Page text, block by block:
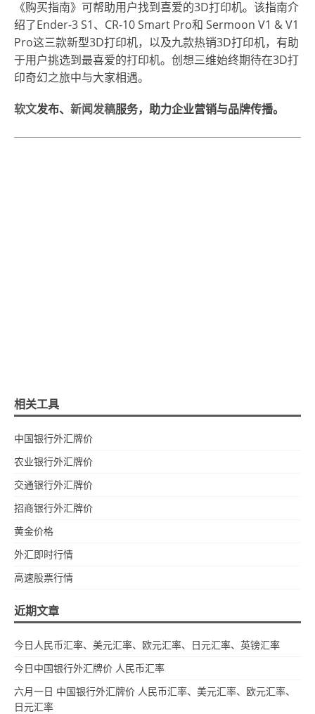
《购买指南》可帮助用户找到喜爱的3D打印机。该指南介
绍了Ender-3 S1、CR-10 Smart Pro和 Sermoon V1 & V1
Pro这三款新型3D打印机，以及九款热销3D打印机，有助
于用户挑选到最喜爱的打印机。创想三维始终期待在3D打
印奇幻之旅中与大家相遇。
软文发布、 新闻发稿服务，助力企业营销与品牌传播。
相关工具
中国银行外汇牌价
农业银行外汇牌价
交通银行外汇牌价
招商银行外汇牌价
黄金价格
外汇即时行情
高速股票行情
近期文章
今日人民币汇率、美元汇率、欧元汇率、日元汇率、英镑汇率
今日中国银行外汇牌价 人民币汇率
六月一日 中国银行外汇牌价 人民币汇率、美元汇率、欧元汇率、
日元汇率